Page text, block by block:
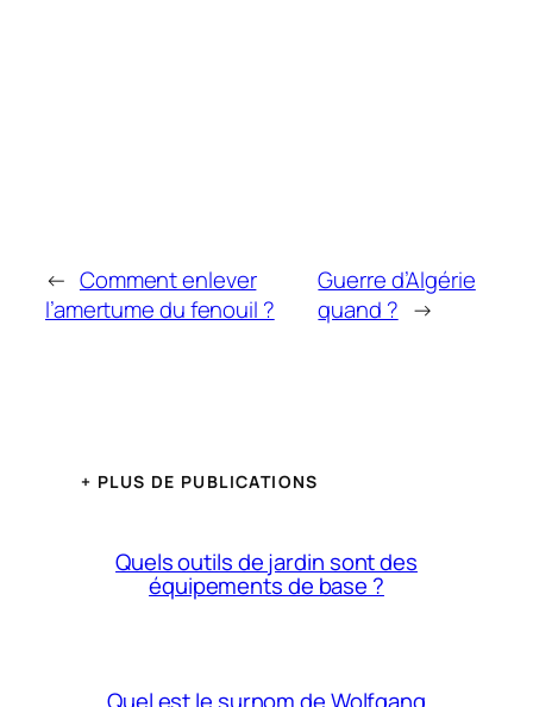
← Comment enlever
l’amertume du fenouil ?
Guerre d’Algérie
quand ? →
+ PLUS DE PUBLICATIONS
Quels outils de jardin sont des
équipements de base ?